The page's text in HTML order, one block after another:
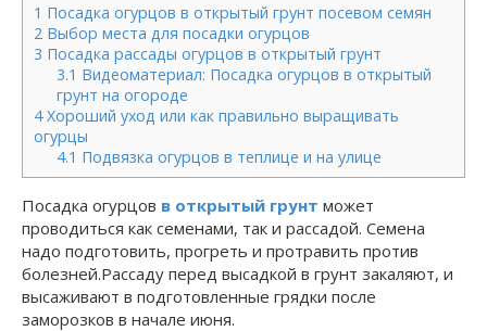
1 Посадка огурцов в открытый грунт посевом семян
2 Выбор места для посадки огурцов
3 Посадка рассады огурцов в открытый грунт
3.1 Видеоматериал: Посадка огурцов в открытый
грунт на огороде
4Хороший уход или как правильно выращивать
огурцы
4.1 Подвязка огурцов в теплице и на улице
Посадка огурцов в открытый грунт может
проводиться как семенами, так и рассадой. Семена
надо подготовить, прогреть и протравить против
болезней.Рассаду перед высадкой в грунт закаляют, и
высаживают в подготовленные грядки после
заморозков в начале июня.